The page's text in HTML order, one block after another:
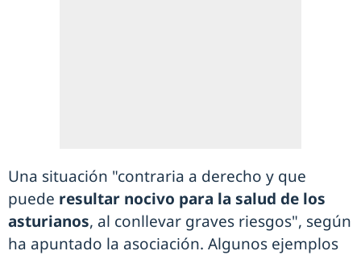
Una situación "contraria a derecho y que
puede resultar nocivo para la salud de los
asturianos, al conllevar graves riesgos", según
ha apuntado la asociación. Algunos ejemplos